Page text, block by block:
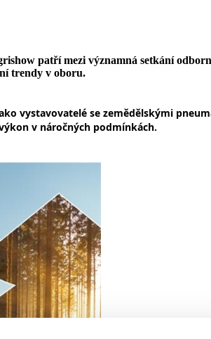
patří mezi významná setkání
trendy v oboru.
vystavovatelé se zemědělskými
v náročných podmínkách.